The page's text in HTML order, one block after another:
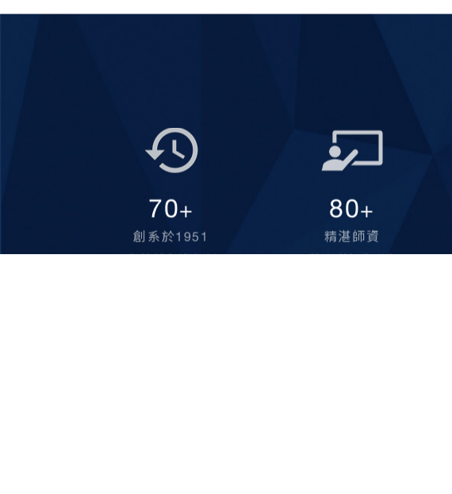
70+
創系於1951
YEARS OF EASTABLISH
80+
精湛師資
TEACHERS WE HAVE